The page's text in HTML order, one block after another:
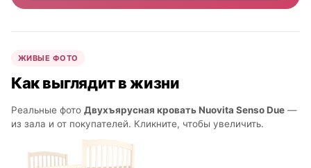
ЖИВЫЕ ФОТО
Как выглядит в жизни
Реальные фото Двухъярусная кровать Nuovita Senso Due —
из зала и от покупателей. Кликните, чтобы увеличить.